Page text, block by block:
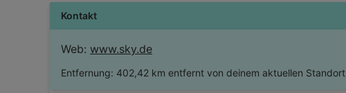
Kontakt
Web: www.sky.de
Entfernung: 402,42 km entfernt von deinem aktuellen Standort